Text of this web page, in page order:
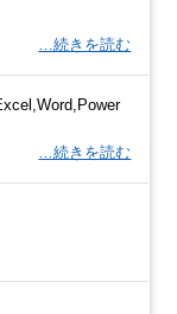
…続きを読む
…続きを読む